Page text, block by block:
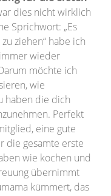
dies nicht wirklich
Sprichwort: „Es
ziehen“ habe ich
wieder
möchte ich
wie
haben die dich
Perfekt
eine gute
die gesamte erste
wie kochen und
übernimmt
kümmert, das